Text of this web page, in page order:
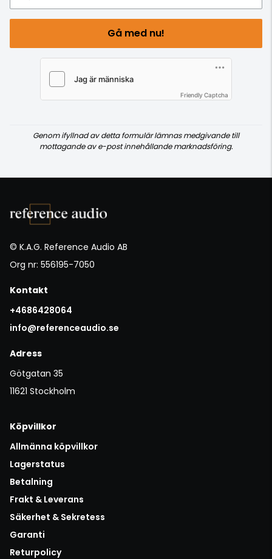
verkligen få hela bilden i synfältet! Dock är de
generella måtten utprövade för att man inte
med allt utan en flackande blick! Detta är vad
som gäller för projektor – avstånd till duk!
Gå med nu!
Friendly Captcha
Genom ifyllnad av detta formulär lämnas medgivande till
mottagande av e-post innehållande marknadsföring.
© K.A.G. Reference Audio AB
Org nr: 556195-7050
Kontakt
+4686428064
info@referenceaudio.se
Adress
Götgatan 35
11621 Stockholm
Köpvillkor
Allmänna köpvillkor
Lagerstatus
Betalning
Frakt & Leverans
Säkerhet & Sekretess
Garanti
Returpolicy